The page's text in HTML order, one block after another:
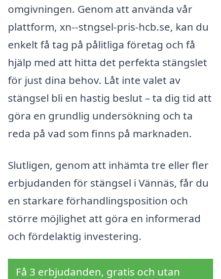
omgivningen. Genom att använda vår
plattform, xn--stngsel-pris-hcb.se, kan du
enkelt få tag på pålitliga företag och få
hjälp med att hitta det perfekta stängslet
för just dina behov. Låt inte valet av
stängsel bli en hastig beslut – ta dig tid att
göra en grundlig undersökning och ta
reda på vad som finns på marknaden.
Slutligen, genom att inhämta tre eller fler
erbjudanden för stängsel i Vännäs, får du
en starkare förhandlingsposition och
större möjlighet att göra en informerad
och fördelaktig investering.
Få 3 erbjudanden, gratis och utan